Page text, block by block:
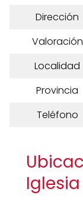
Dirección
Valoración
Localidad
Provincia
Teléfono